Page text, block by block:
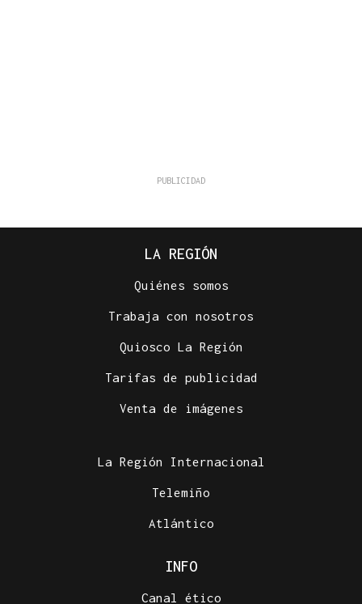
LA REGIÓN
Quiénes somos
Trabaja con nosotros
Quiosco La Región
Tarifas de publicidad
Venta de imágenes
La Región Internacional
Telemiño
Atlántico
INFO
Canal ético